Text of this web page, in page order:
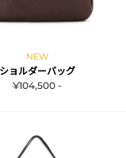
NEW
ショルダーバッグ
¥104,500 -